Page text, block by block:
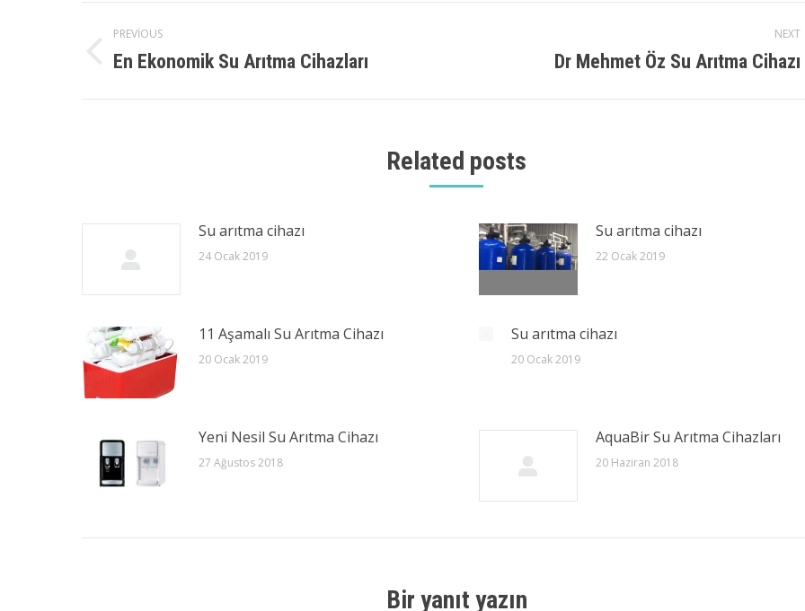
Post
navigation
PREVIOUS
Previous
En Ekonomik Su Arıtma Cihazları
NEXT
Dr Mehmet Öz Su Arıtma Cihazı
Related posts
Su arıtma cihazı
24 Ocak 2019
Su arıtma cihazı
22 Ocak 2019
11 Aşamalı Su Arıtma Cihazı
20 Ocak 2019
Su arıtma cihazı
20 Ocak 2019
Yeni Nesil Su Arıtma Cihazı
27 Ağustos 2018
AquaBir Su Arıtma Cihazları
20 Haziran 2018
Bir yanıt yazın